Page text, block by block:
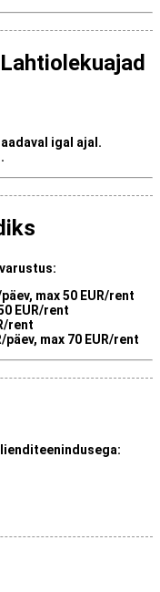
igal ajal.
.
päev, max 50 EUR/rent
EUR/rent
rent
päev, max 70 EUR/rent